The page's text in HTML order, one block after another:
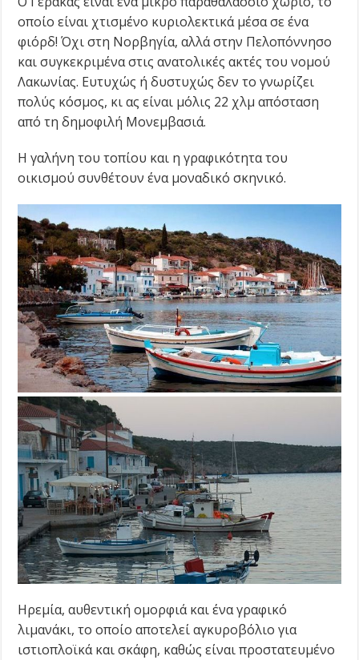
οποίο είναι χτισμένο κυριολεκτικά μέσα σε ένα
φιόρδ! Όχι στη Νορβηγία, αλλά στην Πελοπόννησο
και συγκεκριμένα στις ανατολικές ακτές του νομού
Λακωνίας. Ευτυχώς ή δυστυχώς δεν το γνωρίζει
πολύς κόσμος, κι ας είναι μόλις 22 χλμ απόσταση
από τη δημοφιλή Μονεμβασιά.
Η γαλήνη του τοπίου και η γραφικότητα του
οικισμού συνθέτουν ένα μοναδικό σκηνικό.
Ηρεμία, αυθεντική ομορφιά και ένα γραφικό
λιμανάκι, το οποίο αποτελεί αγκυροβόλιο για
ιστιοπλοϊκά και σκάφη, καθώς είναι προστατευμένο